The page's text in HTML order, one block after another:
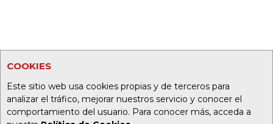
COOKIES
Este sitio web usa cookies propias y de terceros para
analizar el tráfico, mejorar nuestros servicio y conocer el
comportamiento del usuario. Para conocer más, acceda a